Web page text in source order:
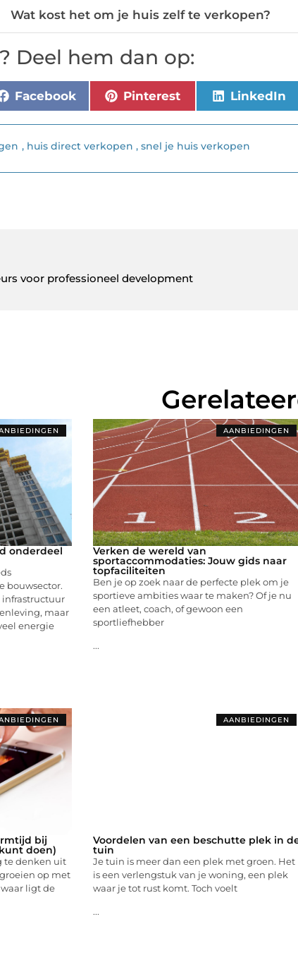
Wat kost het om je huis zelf te verkopen?
Deel hem dan op:
Facebook Pinterest LinkedIn
, huis direct verkopen ,snel je huis verkopen
voor professioneel development
onderdeel
bouwsector.
maar
energie
AANBIEDINGEN
Verken de wereld van
sportaccommodaties: Jouw gids naar
topfaciliteiten
Ben je op zoek naar de perfecte plek om je
sportieve ambities waar te maken? Of je nu
een atleet, coach, of gewoon een
sportliefhebber
...
bij
doen)
te denken uit
op met
ligt de
AANBIEDINGEN
Voordelen van een beschutte plek in
tuin
Je tuin is meer dan een plek met groen. Het
is een verlengstuk van je woning, een plek
waar je tot rust komt. Toch voelt
...